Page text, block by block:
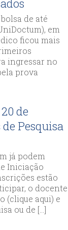
de até
em
ficou mais
ingressar no
prova
de
Pesquisa
já podem
Iniciação
estão
o docente
(clique aqui) e
ou de […]